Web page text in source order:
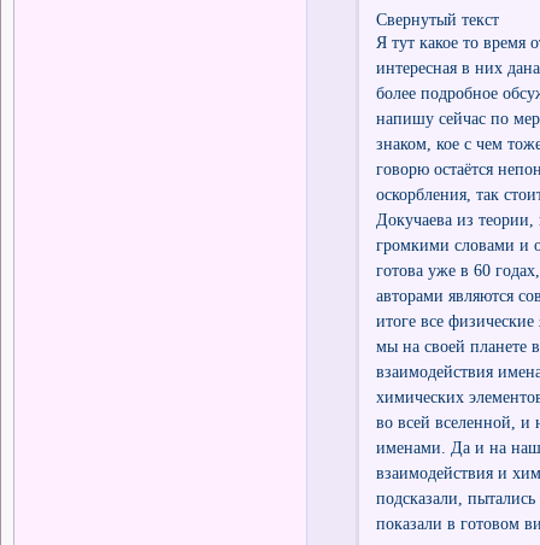
Свернутый текст
Я тут какое то время
интересная в них
более подробное
напишу сейчас по
знаком, кое с чем
говорю остаётся
оскорбления, так
Докучаева из теории,
громкими словами и
готова уже в 60
авторами являются
итоге все
мы на своей планете
взаимодействия
химических
во всей вселенной, и
именами. Да и на
взаимодействия и
подсказали,
показали в готовом